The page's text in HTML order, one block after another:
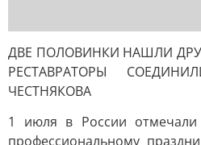
ДВЕ ПОЛОВИНКИ НАШЛИ
РЕСТАВРАТОРЫ
ЧЕСТНЯКОВА
1 июля в России отмечали
профессиональному